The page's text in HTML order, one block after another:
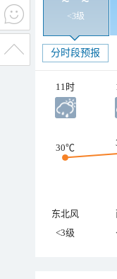
<3级
分时段预报
11时
30℃
东北风
<3级